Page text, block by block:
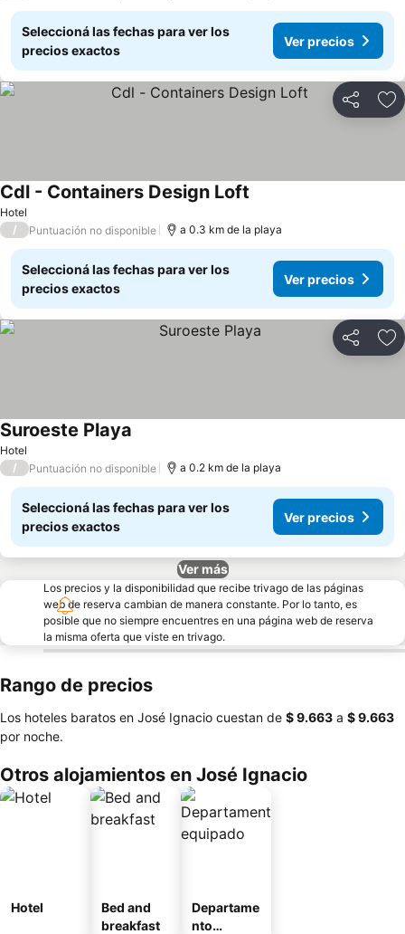
Seleccioná las fechas para ver los
precios exactos
Ver precios
Compartir
Hotel
Cdl - Containers Design Loft
/ Puntuación no disponible a 0.3 km de la playa
Seleccioná las fechas para ver los
precios exactos
Ver precios
Compartir
Hotel
Suroeste Playa
/ Puntuación no disponible a 0.2 km de la playa
Seleccioná las fechas para ver los
precios exactos
Ver precios
Ver más
Los precios y la disponibilidad que recibe trivago de las páginas
web de reserva cambian de manera constante. Por lo tanto, es
posible que no siempre encuentres en una página web de reserva
la misma oferta que viste en trivago.
Rango de precios
Los hoteles baratos en José Ignacio cuestan de ‎$ 9.663 a ‎$ 9.663
por noche.
Otros alojamientos en José Ignacio
Hotel
Bed and
breakfast
Departame
nto